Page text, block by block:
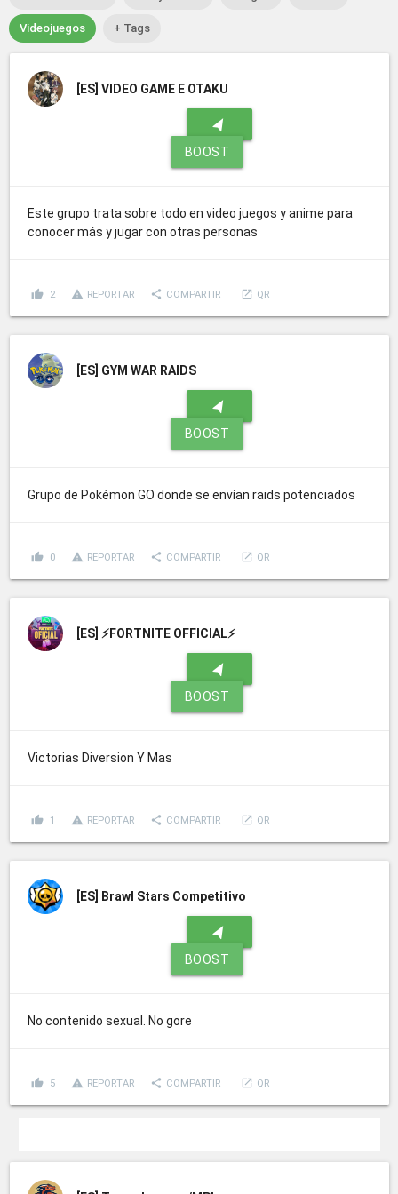
Videojuegos + Tags
[ES] VIDEO GAME E OTAKU
navigation
BOOST
Este grupo trata sobre todo en video juegos y anime para
conocer más y jugar con otras personas
thumb_up 2 report_problem REPORTAR share COMPARTIR launch QR
[ES] GYM WAR RAIDS
navigation
BOOST
Grupo de Pokémon GO donde se envían raids potenciados
thumb_up 0 report_problem REPORTAR share COMPARTIR launch QR
[ES] ⚡FORTNITE OFFICIAL⚡
navigation
BOOST
Victorias Diversion Y Mas
thumb_up 1 report_problem REPORTAR share COMPARTIR launch QR
[ES] Brawl Stars Competitivo
navigation
BOOST
No contenido sexual. No gore
thumb_up 5 report_problem REPORTAR share COMPARTIR launch QR